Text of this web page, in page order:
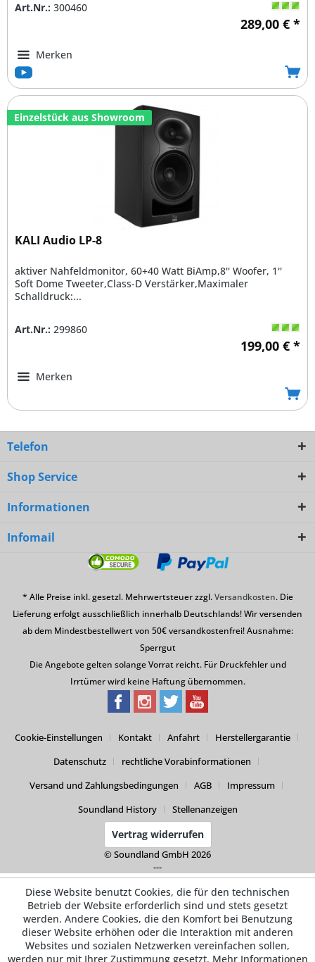
Art.Nr.: 300460
289,00 € *
Merken
Einzelstück aus Showroom
KALI Audio LP-8
aktiver Nahfeldmonitor, 60+40 Watt BiAmp,8'' Woofer, 1''
Soft Dome Tweeter,Class-D Verstärker,Maximaler
Schalldruck:...
Art.Nr.: 299860
199,00 € *
Merken
Telefon
Shop Service
Informationen
Infomail
* Alle Preise inkl. gesetzl. Mehrwertsteuer zzgl.Versandkosten. Die
Lieferung erfolgt ausschließlich innerhalb Deutschlands! Wir versenden
ab dem Mindestbestellwert von 50€ versandkostenfrei! Ausnahme:
Sperrgut
Die Angebote gelten solange Vorrat reicht. Für Druckfehler und
Irrtümer wird keine Haftung übernommen.
Cookie-Einstellungen Kontakt Anfahrt
Herstellergarantie
Datenschutz
rechtliche Vorabinformationen
Versand und Zahlungsbedingungen
AGB
Impressum
Soundland History
Stellenanzeigen
Vertrag widerrufen
© Soundland GmbH 2026
---
Diese Website benutzt Cookies, die für den technischen
Betrieb der Website erforderlich sind und stets gesetzt
werden. Andere Cookies, die den Komfort bei Benutzung
dieser Website erhöhen oder die Interaktion mit anderen
Websites und sozialen Netzwerken vereinfachen sollen,
werden nur mit Ihrer Zustimmung gesetzt. Mehr Informationen